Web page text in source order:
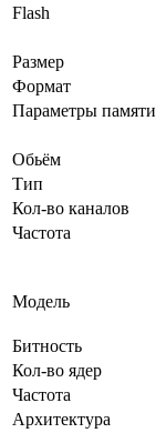
Flash
Размер
Формат
Параметры памяти
Обьём
Тип
Кол-во каналов
Частота
Модель
Битность
Кол-во ядер
Частота
Архитектура